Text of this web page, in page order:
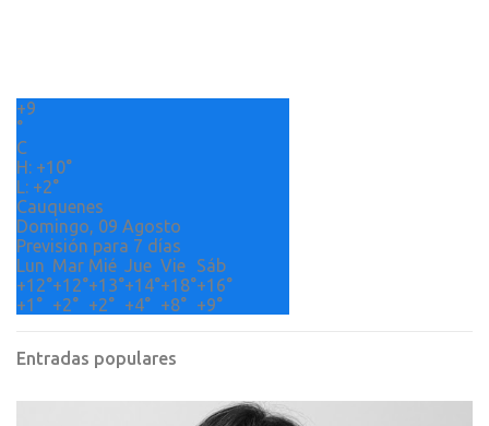
s
+9
°
C
H: +10°
L: +2°
Cauquenes
Domingo, 09 Agosto
Previsión para 7 días
Lun Mar Mié Jue Vie
Sáb
+12°+12°+13°+14°+18°+16°
+1° +2° +2° +4° +8° +9°
Entradas populares